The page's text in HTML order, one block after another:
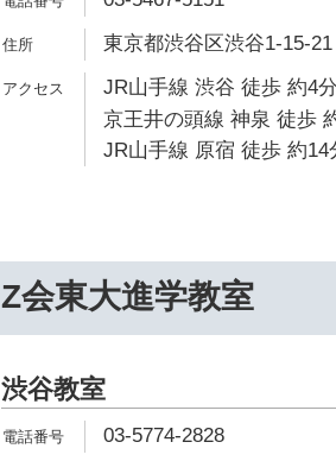
東京都渋谷区渋谷1-15-
JR山手線 渋谷 徒歩 約4分
京王井の頭線 神泉 徒歩
JR山手線 原宿 徒歩 約14
Z会東大進学教室
渋谷教室
03-5774-2828